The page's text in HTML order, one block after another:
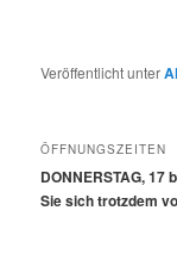
Veröffentlicht unter
ÖFFNUNGSZEITEN
DONNERSTAG,
Sie sich trotzdem